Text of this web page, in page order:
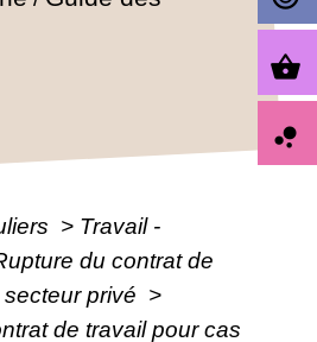
> Travail -
du contrat de
privé >
de travail pour cas
shopping_basket
bubble_chart